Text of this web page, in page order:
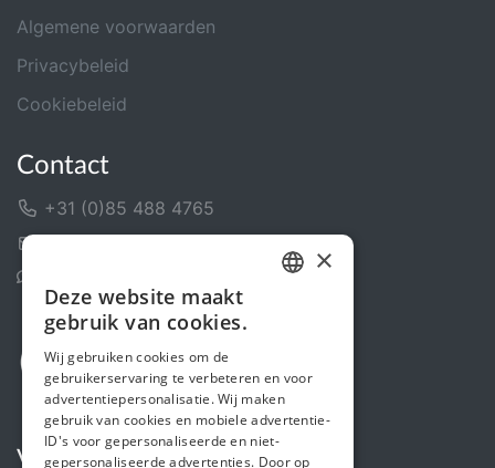
Algemene voorwaarden
Privacybeleid
Cookiebeleid
Contact
+31 (0)85 488 4765
Volg ons
ENGLISH
×
Deze website maakt
gebruik van cookies.
Wij gebruiken cookies om de
gebruikerservaring te verbeteren en voor
advertentiepersonalisatie. Wij maken
gebruik van cookies en mobiele advertentie-
ID's voor gepersonaliseerde en niet-
gepersonaliseerde advertenties. Door op